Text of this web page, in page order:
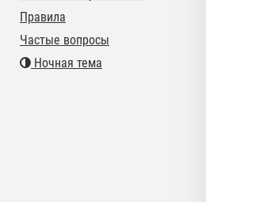
Правила
Частые вопросы
Ночная тема